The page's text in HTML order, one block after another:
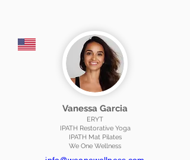
Vanessa Garcia
ERYT
IPATH Restorative Yoga
IPATH Mat Pilates
We One Wellness